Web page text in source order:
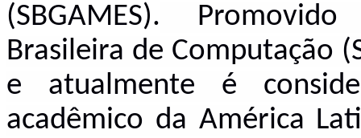
(SBGAMES). Promovido
Brasileira de Computação
e atualmente é
acadêmico da América